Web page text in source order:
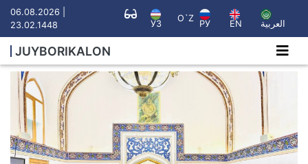
06.08.2026 |
23.02.1448
УЗ
O`Z
РУ EN العربية
JUYBORIKALON